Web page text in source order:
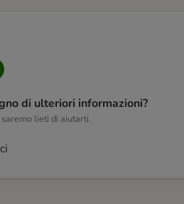
di ulteriori informazioni?
lieti di aiutarti.